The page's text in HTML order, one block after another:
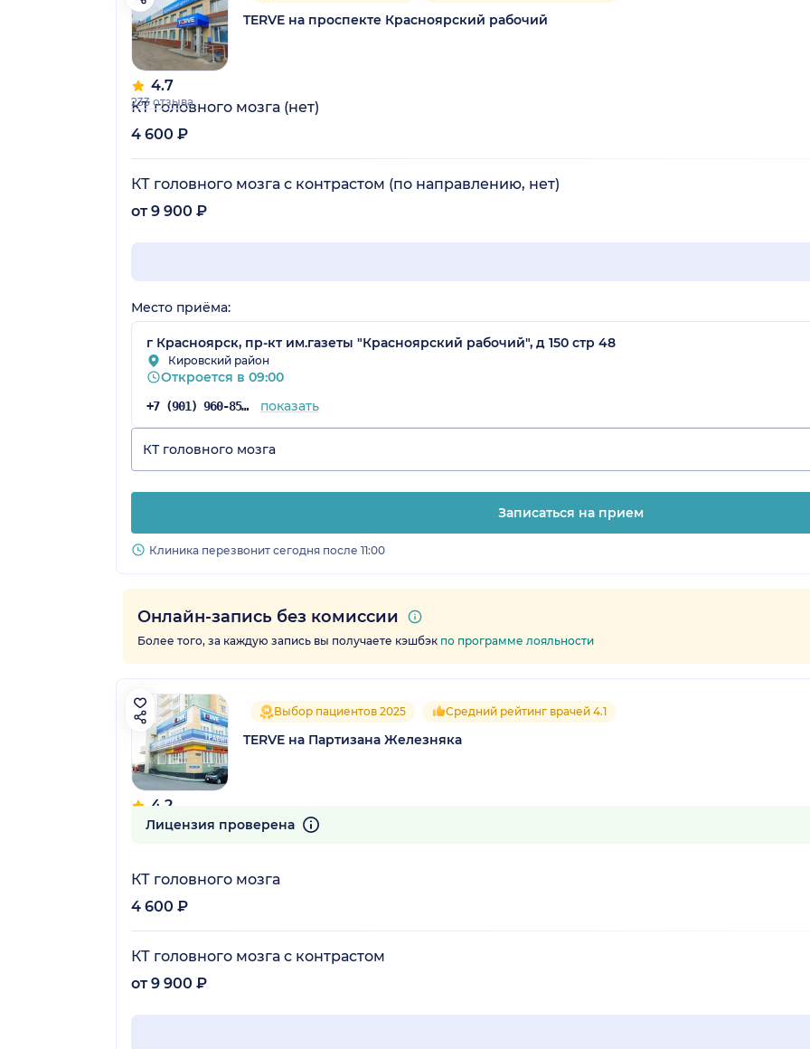
4.7
233 отзыва
TERVE на проспекте Красноярский рабочий
КТ головного мозга (нет)
4 600 ₽
КТ головного мозга с контрастом (по направлению, нет)
от 9 900 ₽
Место приёма:
г Красноярск, пр-кт им.газеты "Красноярский рабочий", д 150 стр 48
Кировский район
Откроется в 09:00
+7 (901) 960-85-93 показать
КТ головного мозга
Записаться на прием
Клиника перезвонит сегодня после 11:00
Онлайн-запись без комиссии
Более того, за каждую запись вы получаете кэшбэк по программе лояльности
4.2
34 отзыва
Выбор пациентов 2025 Средний рейтинг врачей 4.1
TERVE на Партизана Железняка
Лицензия проверена
КТ головного мозга
4 600 ₽
КТ головного мозга с контрастом
от 9 900 ₽